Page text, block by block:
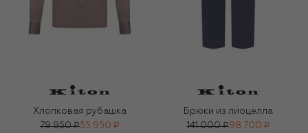
Хлопковая рубашка
79 950 ₽55 950 ₽
Брюки из лиоцелла
141 000 ₽98 700 ₽